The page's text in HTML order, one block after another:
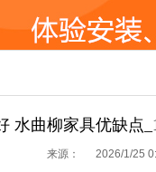
水曲柳家具优缺点
来源： 2026/1/25